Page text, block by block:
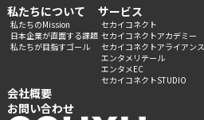
私たちについて
私たちのMission
日本企業が直面する課題
私たちが目指すゴール
サービス
セカイコネクト
セカイコネクトアカデミー
セカイコネクトアライアンス
エンタメリテール
エンタメEC
セカイコネクトSTUDIO
会社概要
お問い合わせ